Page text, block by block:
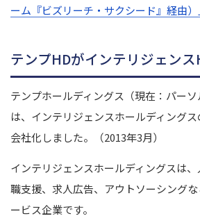
ーム『ビズリーチ・サクシード』経由）
テンプHDがインテリジェン
テンプホールディングス（現在：パーソ
は、インテリジェンスホールディング
会社化しました。（2013年3月）
インテリジェンスホールディングスは
職支援、求人広告、アウトソーシング
ービス企業です。